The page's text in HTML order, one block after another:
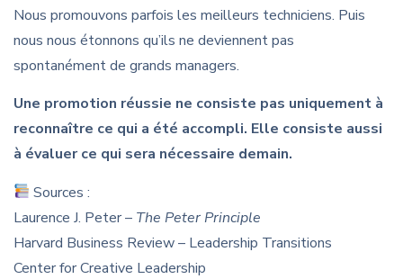
Nous promouvons parfois les meilleurs techniciens. Puis
nous nous étonnons qu’ils ne deviennent pas
spontanément de grands managers.
Une promotion réussie ne consiste pas uniquement à
reconnaître ce qui a été accompli. Elle consiste aussi
à évaluer ce qui sera nécessaire demain.
Sources :
Laurence J. Peter – The Peter Principle
Harvard Business Review – Leadership Transitions
Center for Creative Leadership